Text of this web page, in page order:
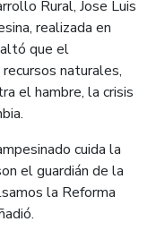
Rural, Jose Luis
realizada en
que el
naturales,
el hambre, la crisis
cuida la
el guardián de la
la Reforma